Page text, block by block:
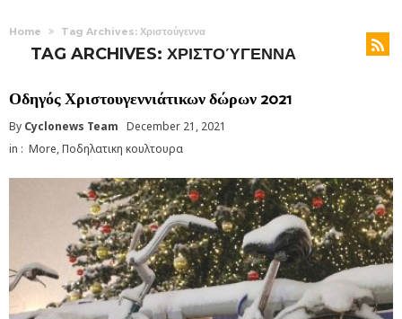
Home Tag Archives: Χριστούγεννα
TAG ARCHIVES: ΧΡΙΣΤΟΎΓΕΝΝΑ
Οδηγός Χριστουγεννιάτικων δώρων 2021
By Cyclonews Team December 21, 2021
in : More,Ποδηλατικη κουλτουρα